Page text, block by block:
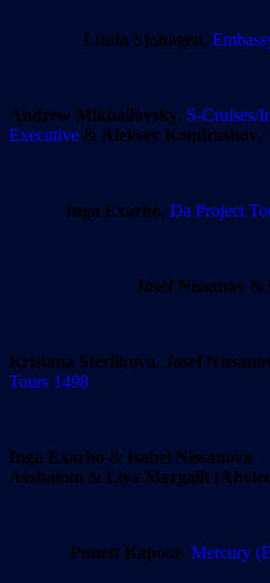
Linda Sjohagen,
Andrew Mikhailovsky, S-Cruises/
Executive & Aleksey Kondrashov,
Inga Exarho, Da Project
Josef Nissanov&
Kristana Sterlikova, Josef
Tours 1498
Inga Exarho & Isabel
Avshalom & Liya Margalit
Punett Kapoor, Mercury